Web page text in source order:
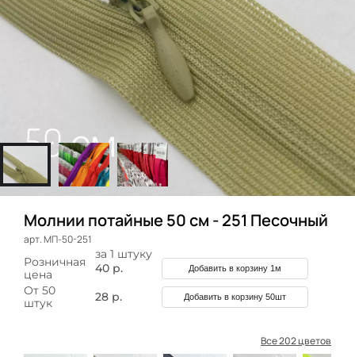
Молнии потайные 50 см - 251 Песочный
арт. МП-50-251
за 1 штуку
Розничная
цена
40 р. Добавить в корзину 1м
От 50
штук
28 р. Добавить в корзину 50шт
Все 202 цветов